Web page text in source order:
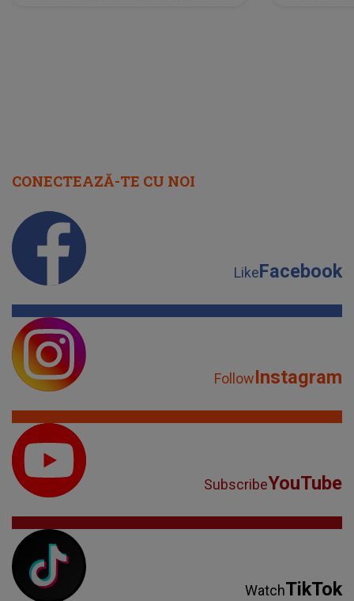
CONECTEAZĂ-TE CU NOI
LikeFacebook
FollowInstagram
SubscribeYouTube
WatchTikTok